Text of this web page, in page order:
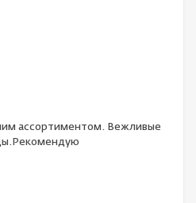
ассортиментом. Вежливые